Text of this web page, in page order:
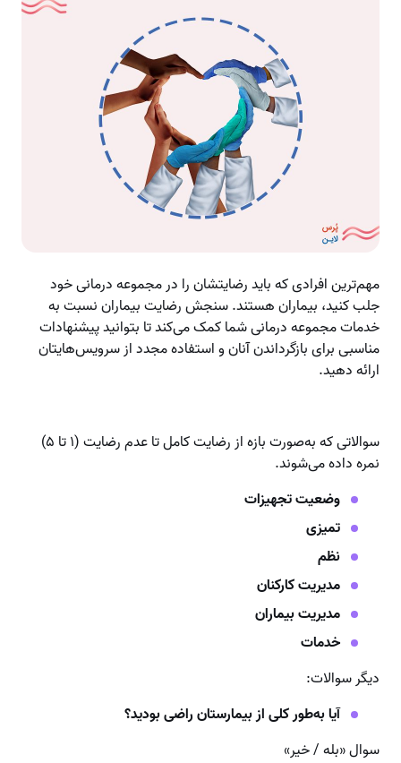
مهم‌ترین افرادی که باید رضایتشان را در مجموعه درمانی خود
جلب کنید، بیماران هستند. سنجش رضایت بیماران نسبت به
خدمات مجموعه درمانی شما کمک می‌کند تا بتوانید پیشنهادات
مناسبی برای بازگرداندن آنان و استفاده مجدد از سرویس‌هایتان
ارائه دهید.
سوالاتی که به‌صورت بازه از رضایت کامل تا عدم رضایت (۱ تا ۵)
نمره داده می‌شوند.
وضعیت تجهیزات
تمیزی
نظم
مدیریت کارکنان
مدیریت بیماران
خدمات
دیگر سوالات:
آیا به‌طور کلی از بیمارستان راضی بودید؟
سوال «بله / خیر»